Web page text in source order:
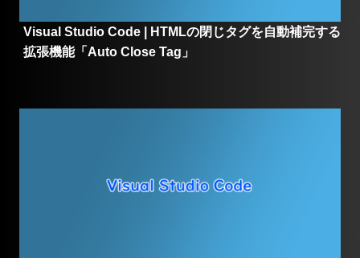
Visual Studio Code | HTMLの閉じタグを自動補完する
拡張機能「Auto Close Tag」